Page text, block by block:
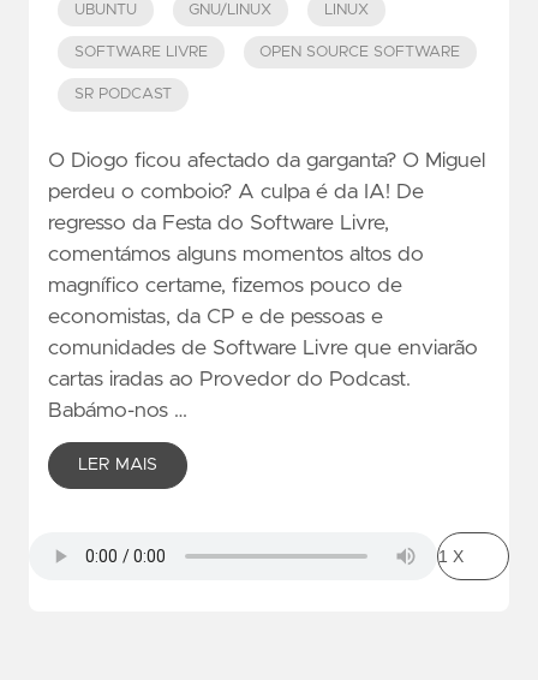
UBUNTU GNU/LINUX LINUX
SOFTWARE LIVRE OPEN SOURCE SOFTWARE
SR PODCAST
O Diogo ficou afectado da garganta? O Miguel
perdeu o comboio? A culpa é da IA! De
regresso da Festa do Software Livre,
comentámos alguns momentos altos do
magnífico certame, fizemos pouco de
economistas, da CP e de pessoas e
comunidades de Software Livre que enviarão
cartas iradas ao Provedor do Podcast.
Babámo-nos …
LER MAIS